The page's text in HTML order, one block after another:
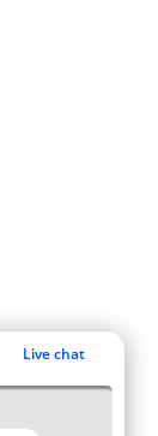
Live chat